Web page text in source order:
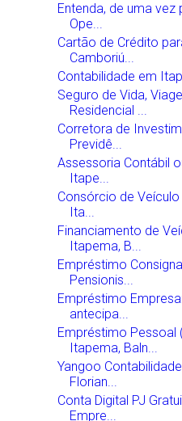
Entenda, de uma
Ope...
Cartão de Crédito
Camboriú...
Contabilidade em
Seguro de Vida,
Residencial ...
Corretora de
Previdê...
Assessoria Contábil
Itape...
Consórcio de
Ita...
Financiamento de
Itapema, B...
Empréstimo
Pensionis...
Empréstimo
antecipa...
Empréstimo Pessoal
Itapema, Baln...
Yangoo
Florian...
Conta Digital PJ
Empre...